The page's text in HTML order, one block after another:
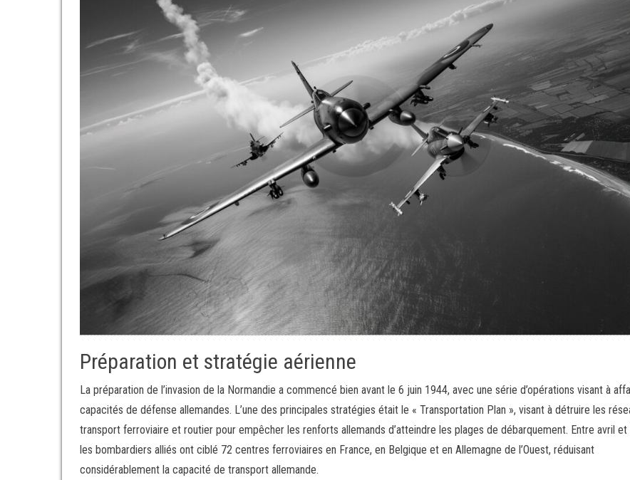
Préparation et stratégie aérienne
La préparation de l’invasion de la Normandie a commencé bien avant le 6 juin 1944, avec une série d’opérations visant à
capacités de défense allemandes. L’une des principales stratégies était le « Transportation Plan », visant à détruire les
transport ferroviaire et routier pour empêcher les renforts allemands d’atteindre les plages de débarquement. Entre avril et
les bombardiers alliés ont ciblé 72 centres ferroviaires en France, en Belgique et en Allemagne de l’Ouest, réduisant
considérablement la capacité de transport allemande.